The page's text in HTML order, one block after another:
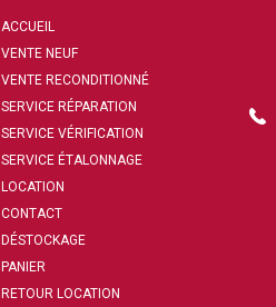
ACCUEIL
VENTE NEUF
VENTE RECONDITIONNÉ
SERVICE RÉPARATION
SERVICE VÉRIFICATION
SERVICE ÉTALONNAGE
LOCATION
CONTACT
DÉSTOCKAGE
PANIER
RETOUR LOCATION